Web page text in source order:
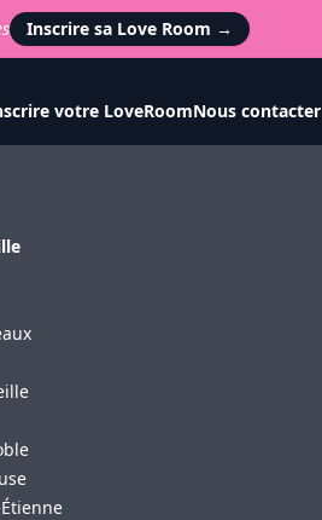
Inscrire sa Love Room →
votre LoveRoomNous contacter